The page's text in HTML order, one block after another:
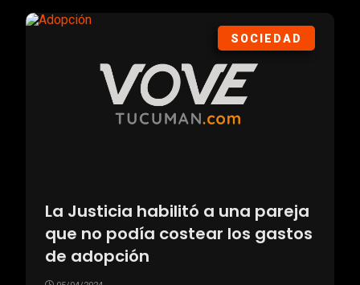
SOCIEDAD
La Justicia habilitó a una pareja
que no podía costear los gastos
de adopción